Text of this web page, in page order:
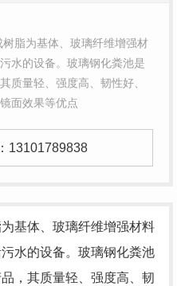
脂为基体、玻璃纤维增强材
水的设备。玻璃钢化粪池是
质量轻、强度高、韧性好、
面效果等优点
13101789838
基体、玻璃纤维增强材料
水的设备。玻璃钢化粪池
，其质量轻、强度高、韧